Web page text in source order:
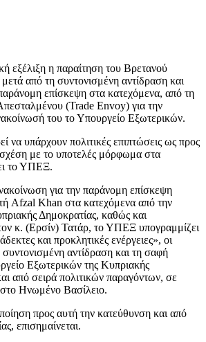
εξέλιξη η παραίτηση του Βρετανού
από τη συντονισμένη αντίδραση και
επίσκεψη στα κατεχόμενα, από τη
(Trade Envoy) για την
του το Υπουργείο Εξωτερικών.
να υπάρχουν πολιτικές επιπτώσεις ως προς
με το υποτελές μόρφωμα στα
το ΥΠΕΞ.
για την παράνομη επίσκεψη
Afzal Khan στα κατεχόμενα από την
Δημοκρατίας, καθώς και
κ. (Ερσίν) Τατάρ, το ΥΠΕΞ υπογραμμίζει
και προκλητικές ενέργειες», οι
αντίδραση και τη σαφή
Εξωτερικών της Κυπριακής
από σειρά πολιτικών παραγόντων, σε
Ηνωμένο Βασίλειο.
προς αυτή την κατεύθυνση και από
επισημαίνεται.